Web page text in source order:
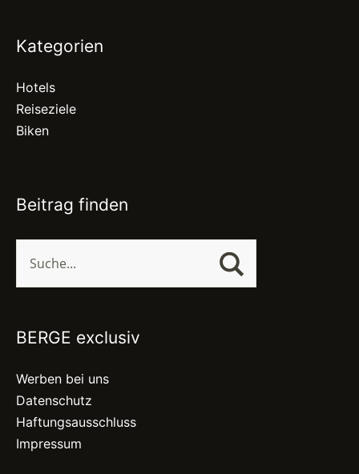
Kategorien
Hotels
Reiseziele
Biken
Beitrag finden
BERGE exclusiv
Werben bei uns
Datenschutz
Haftungsausschluss
Impressum